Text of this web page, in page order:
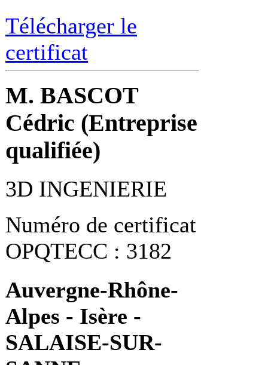
Télécharger le
certificat
M. BASCOT
Cédric (Entreprise
qualifiée)
3D INGENIERIE
Numéro de certificat
OPQTECC : 3182
Auvergne-Rhône-
Alpes - Isère -
SALAISE-SUR-